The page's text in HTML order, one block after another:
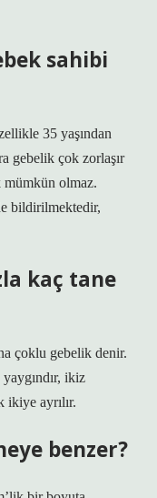
sahibi
35 yaşından
gebelik çok zorlaşır
mümkün olmaz.
bildirilmektedir,
kaç tane
çoklu gebelik denir.
ikiz
ikiye ayrılır.
benzer?